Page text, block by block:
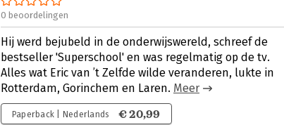
0 beoordelingen
Hij werd bejubeld in de onderwijswereld, schreef de
bestseller 'Superschool' en was regelmatig op de tv.
Alles wat Eric van ’t Zelfde wilde veranderen, lukte in
Rotterdam, Gorinchem en Laren. Meer
Paperback | Nederlands € 20,99